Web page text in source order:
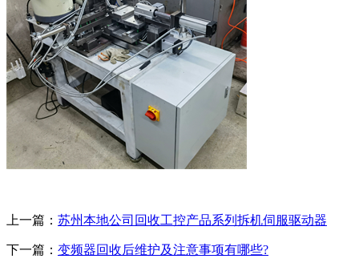
上一篇： 苏州本地公司回收工控产品系列拆机伺服驱动器
下一篇： 变频器回收后维护及注意事项有哪些?